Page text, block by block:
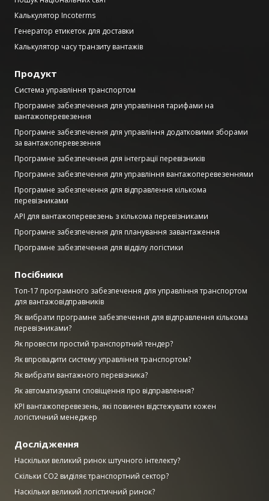
Калькулятор Incoterms
Генератор етикеток для доставки
Калькулятор часу транзиту вантажів
Продукт
Система управління транспортом
Програмне забезпечення для управління тарифами на
вантажоперевезення
Програмне забезпечення для управління додатковими зборами
за вантажоперевезення
Програмне забезпечення для інтеграції перевізників
Програмне забезпечення для управління вантажоперевезеннями
Програмне забезпечення для відправлення кількома
перевізниками
API для вантажоперевезень з кількома перевізниками
Програмне забезпечення для планування завантаження
Програмне забезпечення для відділу логістики
Посібники
Топ-17 програмного забезпечення для управління транспортом
для вантажовідправників
Як вибрати програмне забезпечення для відправлення кількома
перевізниками?
Як провести простий транспортний тендер?
Як впровадити систему управління транспортом?
Як вибрати вантажного перевізника?
Як автоматизувати сповіщення про відправлення?
KPI вантажоперевезень, які повинен відстежувати кожен
логістичний менеджер
Дослідження
Наскільки великий ринок штучного інтелекту?
Скільки CO2 виділяє транспортний сектор?
Наскільки великий логістичний ринок?